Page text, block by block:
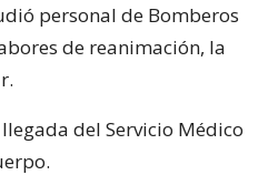
personal de Bomberos
de reanimación, la
del Servicio Médico